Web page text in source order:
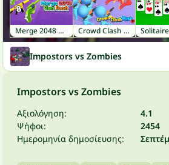
Merge 2048 Gun Rush Crowd Clash Rush
Impostors vs Zombies
Impostors vs Zombies
Αξιολόγηση:
4.1
Ψήφοι:
2454
Ημερομηνία δημοσίευσης: